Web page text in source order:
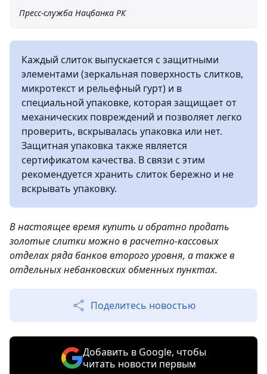
Пресс-служба Нацбанка РК
Каждый слиток выпускается с защитными
элементами (зеркальная поверхность слитков,
микротекст и рельефный гурт) и в
специальной упаковке, которая защищает от
механических повреждений и позволяет легко
проверить, вскрывалась упаковка или нет.
Защитная упаковка также является
сертификатом качества. В связи с этим
рекомендуется хранить слиток бережно и не
вскрывать упаковку.
В настоящее время купить и обратно продать
золотые слитки можно в расчетно-кассовых
отделах ряда банков второго уровня, а также в
отдельных небанковских обменных пунктах.
Поделитесь новостью
Добавить в Google, чтобы
читать новости первым